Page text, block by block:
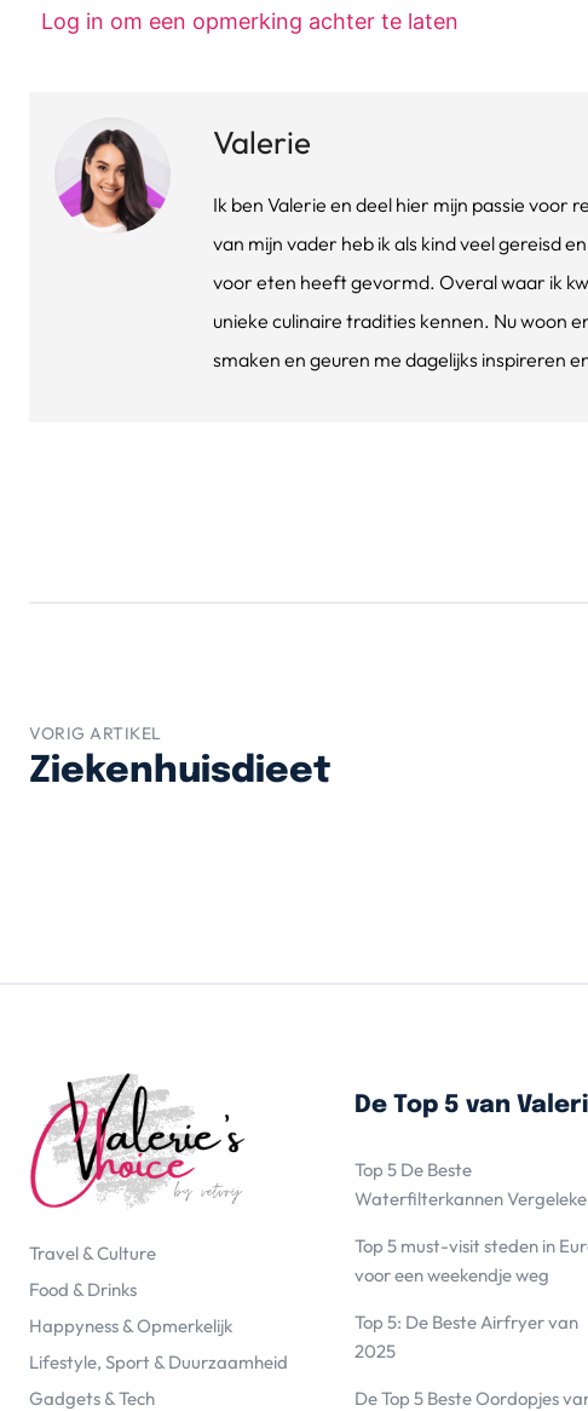
Log in om een opmerking achter te laten
Valerie
Ik ben Valerie en deel hier mijn passie
van mijn vader heb ik als kind veel gereisd
voor eten heeft gevormd. Overal waar ik
unieke culinaire tradities kennen. Nu woon
smaken en geuren me dagelijks inspireren
VORIG ARTIKEL
Ziekenhuisdieet
Travel & Culture
Food & Drinks
Happyness & Opmerkelijk
Lifestyle, Sport & Duurzaamheid
Gadgets & Tech
De Top 5 van
Top 5 De Beste
Waterfilterkannen
Top 5 must-visit steden in
voor een weekendje weg
Top 5: De Beste Airfryer van
2025
De Top 5 Beste Oordopjes